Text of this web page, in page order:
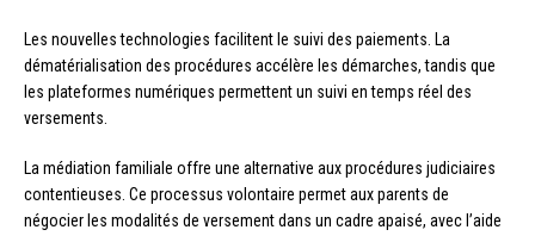
Les nouvelles technologies facilitent le suivi des paiements. La
dématérialisation des procédures accélère les démarches, tandis que
les plateformes numériques permettent un suivi en temps réel des
versements.
La médiation familiale offre une alternative aux procédures judiciaires
contentieuses. Ce processus volontaire permet aux parents de
négocier les modalités de versement dans un cadre apaisé, avec l’aide